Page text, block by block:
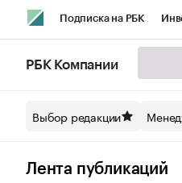
Подписка на РБК
Спецпроекты СПб
Технологии и медиа
РБК Компании
Выбор редакции
Лента публикаций